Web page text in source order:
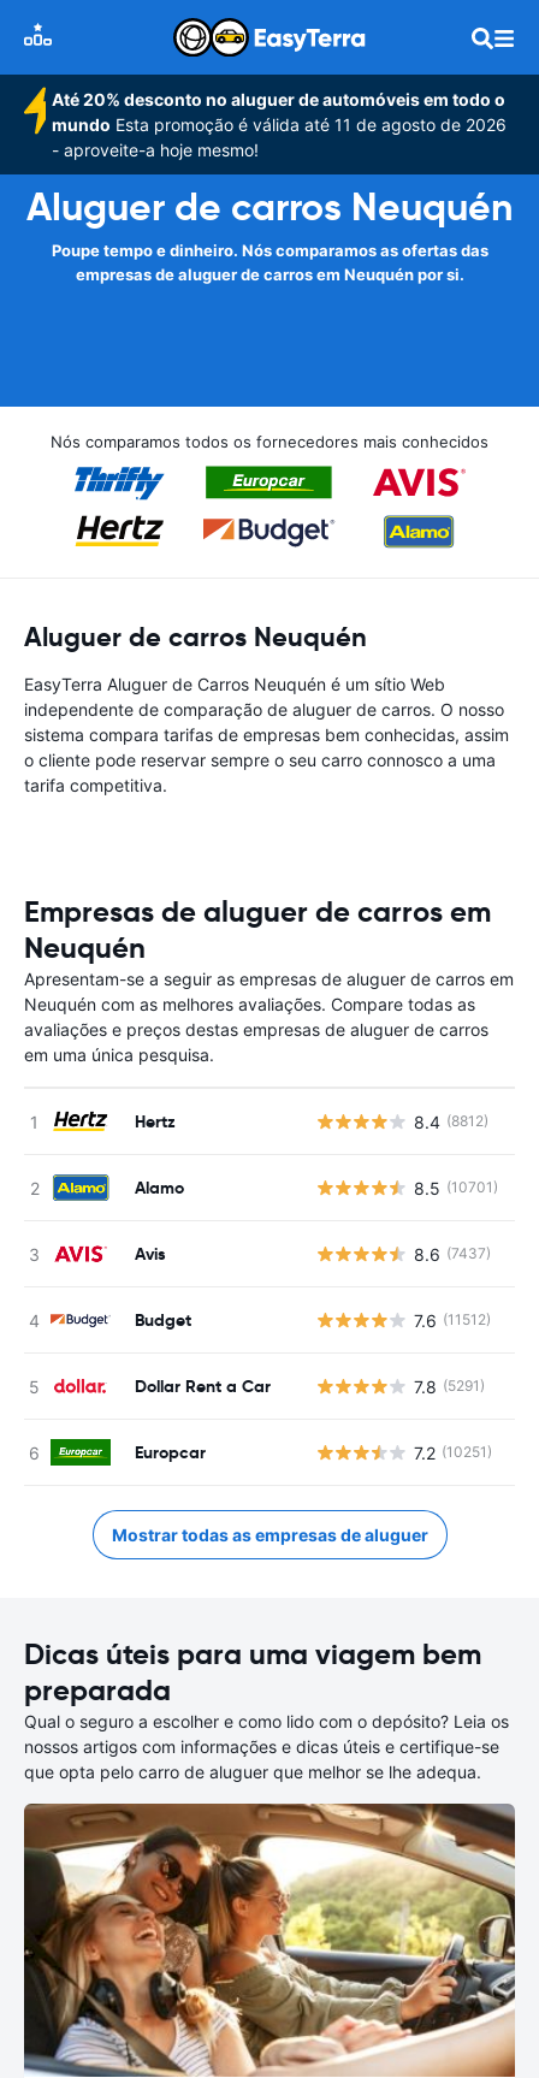
Até 20% desconto no aluguer de automóveis em todo o
mundo Esta promoção é válida até 11 de agosto de 2026
- aproveite-a hoje mesmo!
Aluguer de carros Neuquén
Poupe tempo e dinheiro. Nós comparamos as ofertas das
empresas de aluguer de carros em Neuquén por si.
Nós comparamos todos os fornecedores mais conhecidos
Aluguer de carros Neuquén
EasyTerra Aluguer de Carros Neuquén é um sítio Web
independente de comparação de aluguer de carros. O nosso
sistema compara tarifas de empresas bem conhecidas, assim
o cliente pode reservar sempre o seu carro connosco a uma
tarifa competitiva.
Empresas de aluguer de carros em
Neuquén
Apresentam-se a seguir as empresas de aluguer de carros em
Neuquén com as melhores avaliações. Compare todas as
avaliações e preços destas empresas de aluguer de carros
em uma única pesquisa.
Hertz 8.4 (8812)
Alamo 8.5 (10701)
Avis 8.6 (7437)
Budget 7.6 (11512)
Dollar Rent a Car 7.8 (5291)
Europcar 7.2 (10251)
Mostrar todas as empresas de aluguer
Dicas úteis para uma viagem bem
preparada
Qual o seguro a escolher e como lido com o depósito? Leia os
nossos artigos com informações e dicas úteis e certifique-se
que opta pelo carro de aluguer que melhor se lhe adequa.